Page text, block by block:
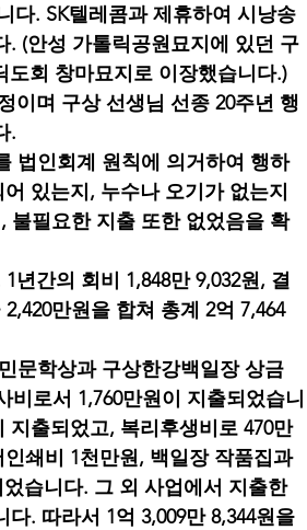
다. SK텔레콤과 제휴하여 시낭송
(안성 가톨릭공원묘지에 있던 구
회 창마묘지로 이장했습니다.)
이며 구상 선생님 선종 20주년 행
.
법인회계 원칙에 의거하여 행하
있는지, 누수나 오기가 없는지
불필요한 지출 또한 없었음을 확
년간의 회비 1,848만 9,032원, 결
만원을 합쳐 총계 2억 7,464
문학상과 구상한강백일장 상금
로서 1,760만원이 지출되었습니
출되었고, 복리후생비로 470만
쇄비 1천만원, 백일장 작품집과
습니다. 그 외 사업에서 지출한
. 따라서 1억 3,009만 8,344원을